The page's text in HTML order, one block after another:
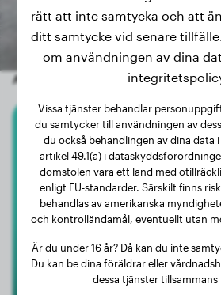
Andra slumpmässiga hundar
Cavalier King
Charly
rätt att inte samtycka och att
ditt samtycke vid senare
om användningen av dina
Vissa tjänster behandlar
du samtycker till användningen av
du också behandlingen av dina data
artikel 49.1(a) i
domstolen vara ett land med
enligt EU-standarder. Särskilt finns
behandlas av amerikanska
och kontrolländamål, eventuellt utan
Är du under 16 år? Då kan du inte
Du kan be dina föräldrar eller
dessa tjänster tillsammans